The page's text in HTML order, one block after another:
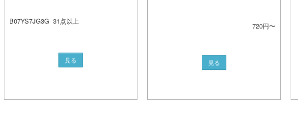
B07YS7JG3G 31点以上
見る
720円〜
見る